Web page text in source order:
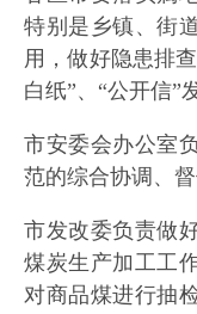
特别是乡镇、街
用，做好隐患排
白纸”、“公开信”
市安委会办公室
范的综合协调、督
市发改委负责做
煤炭生产加工工
对商品煤进行抽